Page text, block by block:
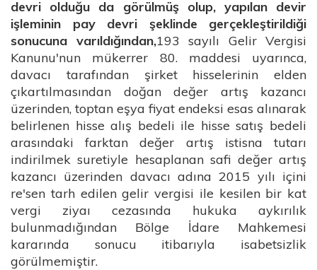
devri olduğu da görülmüş olup, yapılan devir
işleminin pay devri şeklinde gerçekleştirildiği
sonucuna varıldığından,193 sayılı Gelir Vergisi
Kanunu'nun mükerrer 80. maddesi uyarınca,
davacı tarafından şirket hisselerinin elden
çıkartılmasından doğan değer artış kazancı
üzerinden, toptan eşya fiyat endeksi esas alınarak
belirlenen hisse alış bedeli ile hisse satış bedeli
arasındaki farktan değer artış istisna tutarı
indirilmek suretiyle hesaplanan safi değer artış
kazancı üzerinden davacı adına 2015 yılı içini
re'sen tarh edilen gelir vergisi ile kesilen bir kat
vergi ziyaı cezasında hukuka aykırılık
bulunmadığından Bölge İdare Mahkemesi
kararında sonucu itibarıyla isabetsizlik
görülmemiştir.